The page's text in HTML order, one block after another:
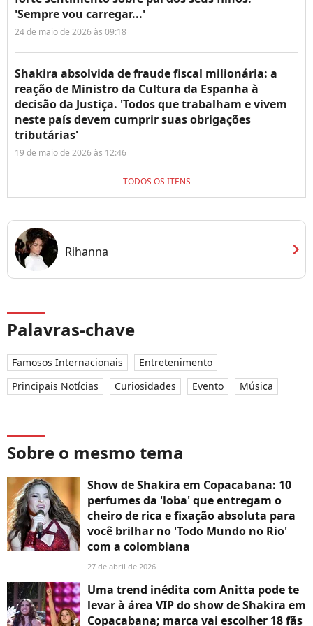
'Sempre vou carregar...'
24 de maio de 2026 às 09:18
Shakira absolvida de fraude fiscal milionária: a
reação de Ministro da Cultura da Espanha à
decisão da Justiça. 'Todos que trabalham e vivem
neste país devem cumprir suas obrigações
tributárias'
19 de maio de 2026 às 12:46
TODOS OS ITENS
Rihanna chevron_right
Palavras-chave
Famosos Internacionais
Entretenimento
Principais Notícias
Curiosidades Evento Música
Sobre o mesmo tema
Show de Shakira em Copacabana: 10
perfumes da 'loba' que entregam o
cheiro de rica e fixação absoluta para
você brilhar no 'Todo Mundo no Rio'
com a colombiana
27 de abril de 2026
Uma trend inédita com Anitta pode te
levar à área VIP do show de Shakira em
Copacabana; marca vai escolher 18 fãs